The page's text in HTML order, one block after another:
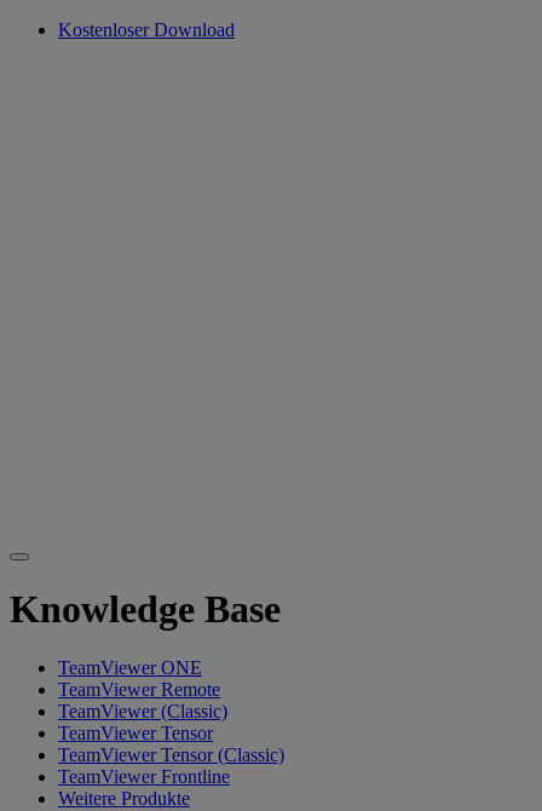
Kostenloser Download
Knowledge Base
TeamViewer ONE
TeamViewer Remote
TeamViewer (Classic)
TeamViewer Tensor
TeamViewer Tensor (Classic)
TeamViewer Frontline
Weitere Produkte